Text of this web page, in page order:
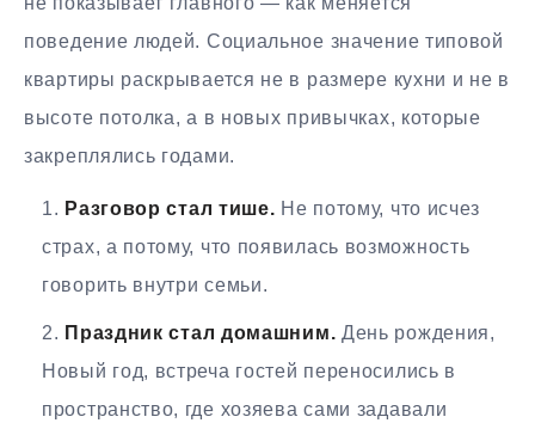
поведение людей. Социальное значение типовой
квартиры раскрывается не в размере кухни и не в
высоте потолка, а в новых привычках, которые
закреплялись годами.
Разговор стал тише. Не потому, что исчез
страх, а потому, что появилась возможность
говорить внутри семьи.
Праздник стал домашним. День рождения,
Новый год, встреча гостей переносились в
пространство, где хозяева сами задавали